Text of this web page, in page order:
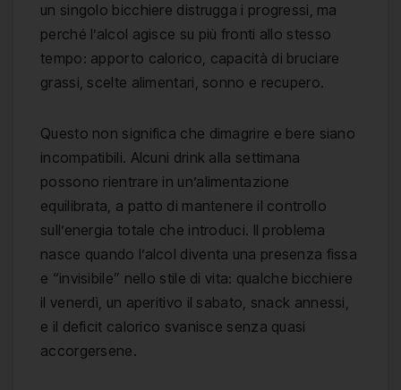
un singolo bicchiere distrugga i progressi, ma
perché l’alcol agisce su più fronti allo stesso
tempo: apporto calorico, capacità di bruciare
grassi, scelte alimentari, sonno e recupero.
Questo non significa che dimagrire e bere siano
incompatibili. Alcuni drink alla settimana
possono rientrare in un’alimentazione
equilibrata, a patto di mantenere il controllo
sull’energia totale che introduci. Il problema
nasce quando l’alcol diventa una presenza fissa
e “invisibile” nello stile di vita: qualche bicchiere
il venerdì, un aperitivo il sabato, snack annessi,
e il deficit calorico svanisce senza quasi
accorgersene.